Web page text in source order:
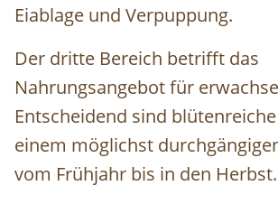
Eiablage und Verpuppung.
Der dritte Bereich betrifft das
Nahrungsangebot für
Entscheidend sind
einem möglichst
vom Frühjahr bis in den Herbst.